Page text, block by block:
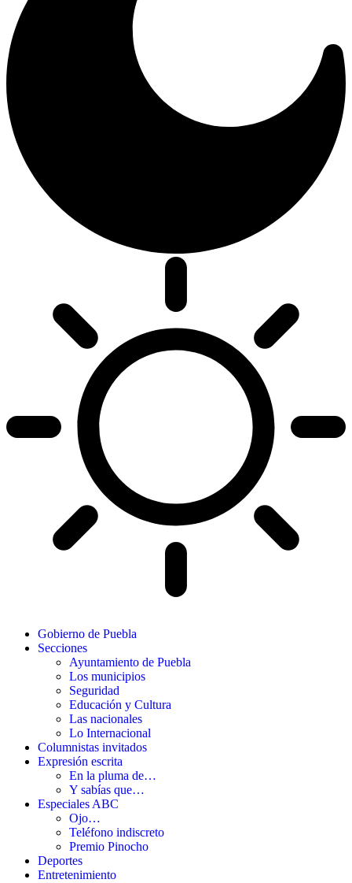
Gobierno de Puebla
Secciones
Ayuntamiento de Puebla
Los municipios
Seguridad
Educación y Cultura
Las nacionales
Lo Internacional
Columnistas invitados
Expresión escrita
En la pluma de…
Y sabías que…
Especiales ABC
Ojo…
Teléfono indiscreto
Premio Pinocho
Deportes
Entretenimiento